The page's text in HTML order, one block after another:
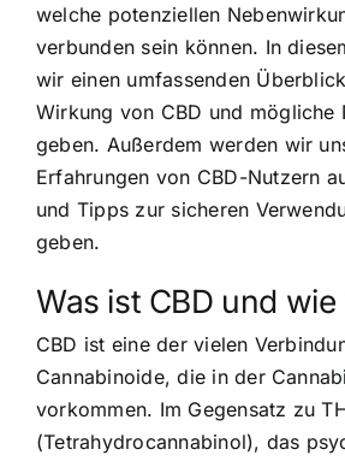
welche potenziellen
verbunden sein können. In
wir einen umfassenden
Wirkung von CBD und mögliche
geben. Außerdem werden wir
Erfahrungen von CBD-Nutzern
und Tipps zur sicheren
geben.
Was ist CBD und
CBD ist eine der vielen
Cannabinoide, die in der
vorkommen. Im Gegensatz zu
(Tetrahydrocannabinol), das